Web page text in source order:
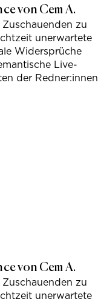
von Cem A.
zu
unerwartete
Widersprüche
Live-
der Redner:innen
von Cem A.
zu
unerwartete